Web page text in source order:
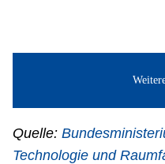
Quelle:
Technologie und